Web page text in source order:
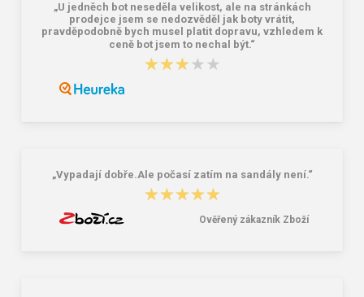
„U jedněch bot neseděla velikost, ale na stránkách
prodejce jsem se nedozvěděl jak boty vrátit,
pravděpodobně bych musel platit dopravu, vzhledem k
ceně bot jsem to nechal být.“
★★★★★
★★★★★
„Vypadají dobře.Ale počasí zatím na sandály není.“
★★★★★
★★★★★
Ověřený zákazník Zboží